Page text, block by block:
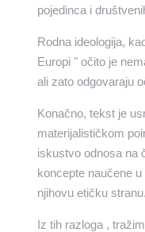
pojedinca i
Rodna ideologija,
Europi " očito je
ali zato odgovaraju
Konačno, tekst je
materijalističkom
iskustvo odnosa na
koncepte naučene
njihovu etičku stranu.
Iz tih razloga ,